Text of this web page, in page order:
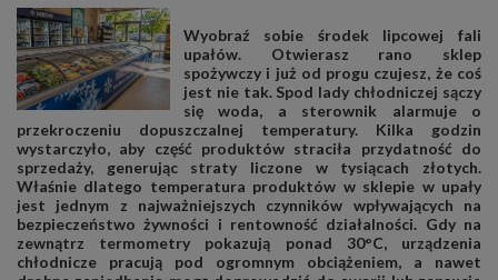
Wyobraź sobie środek lipcowej fali
upałów. Otwierasz rano sklep
spożywczy i już od progu czujesz, że coś
jest nie tak. Spod lady chłodniczej sączy
się woda, a sterownik alarmuje o
przekroczeniu dopuszczalnej temperatury. Kilka godzin
wystarczyło, aby część produktów straciła przydatność do
sprzedaży, generując straty liczone w tysiącach złotych.
Właśnie dlatego temperatura produktów w sklepie w upały
jest jednym z najważniejszych czynników wpływających na
bezpieczeństwo żywności i rentowność działalności. Gdy na
zewnątrz termometry pokazują ponad 30°C, urządzenia
chłodnicze pracują pod ogromnym obciążeniem, a nawet